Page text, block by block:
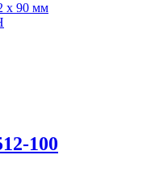
х 90 мм
100